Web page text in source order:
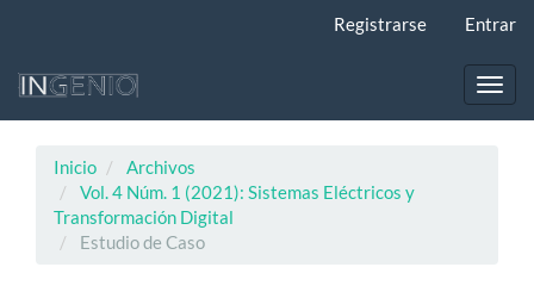
principal
Registrarse Entrar
Inicio
Archivos
Vol. 4 Núm. 1 (2021): Sistemas Eléctricos y
Transformación Digital
Estudio de Caso